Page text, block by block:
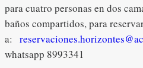
para cuatro personas en dos
baños compartidos, para
a:
whatsapp 8993341